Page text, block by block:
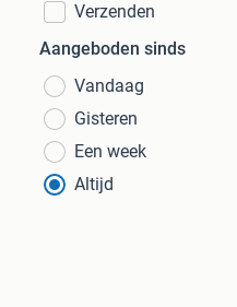
Verzenden
Aangeboden sinds
Vandaag
Gisteren
Een week
Altijd